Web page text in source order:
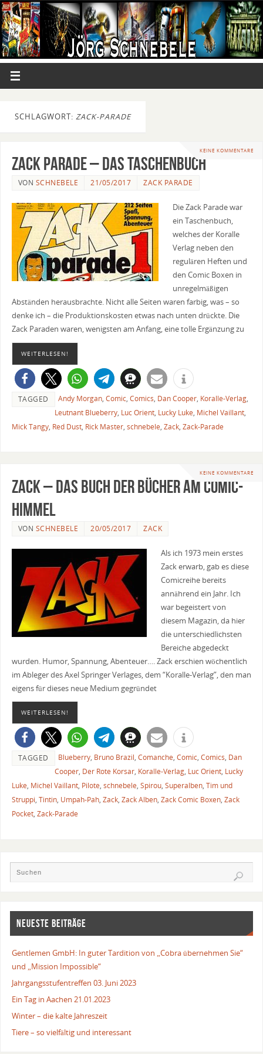
SCHLAGWORT: ZACK-PARADE
KEINE KOMMENTARE
Zack Parade – Das Taschenbuch
VON SCHNEBELE 21/05/2017 ZACK PARADE
Die Zack Parade war
ein Taschenbuch,
welches der Koralle
Verlag neben den
regulären Heften und
den Comic Boxen in
unregelmäßigen
Abständen herausbrachte. Nicht alle Seiten waren farbig, was – so
denke ich – die Produktionskosten etwas nach unten drückte. Die
Zack Paraden waren, wenigsten am Anfang, eine tolle Ergänzung zu
WEITERLESEN!
TAGGED Andy Morgan, Comic, Comics, Dan Cooper, Koralle-Verlag,
Leutnant Blueberry, Luc Orient, Lucky Luke, Michel Vaillant,
Mick Tangy, Red Dust, Rick Master, schnebele, Zack, Zack-Parade
KEINE KOMMENTARE
Zack – Das Buch der Bücher am Comic-
Himmel
VON SCHNEBELE 20/05/2017 ZACK
Als ich 1973 mein erstes
Zack erwarb, gab es diese
Comicreihe bereits
annährend ein Jahr. Ich
war begeistert von
diesem Magazin, da hier
die unterschiedlichsten
Bereiche abgedeckt
wurden. Humor, Spannung, Abenteuer…. Zack erschien wöchentlich
im Ableger des Axel Springer Verlages, dem “Koralle-Verlag”, den man
eigens für dieses neue Medium gegründet
WEITERLESEN!
TAGGED Blueberry, Bruno Brazil, Comanche, Comic, Comics, Dan
Cooper, Der Rote Korsar, Koralle-Verlag, Luc Orient, Lucky
Luke, Michel Vaillant, Pilote, schnebele, Spirou, Superalben, Tim und
Struppi, Tintin, Umpah-Pah, Zack, Zack Alben, Zack Comic Boxen, Zack
Pocket, Zack-Parade
NEUESTE BEITRÄGE
Gentlemen GmbH: In guter Tardition von „Cobra übernehmen Sie“
und „Mission Impossible“
Jahrgangsstufentreffen 03. Juni 2023
Ein Tag in Aachen 21.01.2023
Winter – die kalte Jahreszeit
Tiere – so vielfältig und interessant